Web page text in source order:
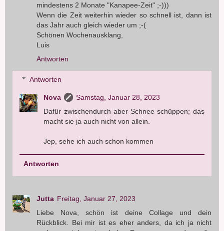
mindestens 2 Monate "Kanapee-Zeit" ;-)))
Wenn die Zeit weiterhin wieder so schnell ist, dann ist
das Jahr auch gleich wieder um ;-(
Schönen Wochenausklang,
Luis
Antworten
Antworten
Nova
Samstag, Januar 28, 2023
Dafür zwischendurch aber Schnee schüppen; das
macht sie ja auch nicht von allein.
Jep, sehe ich auch schon kommen
Antworten
Jutta Freitag, Januar 27, 2023
Liebe Nova, schön ist deine Collage und dein
Rückblick. Bei mir ist es eher anders, da ich ja nicht